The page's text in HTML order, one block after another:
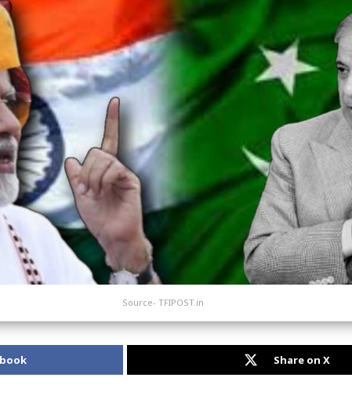
Source- TFIPOST.in
Share on X